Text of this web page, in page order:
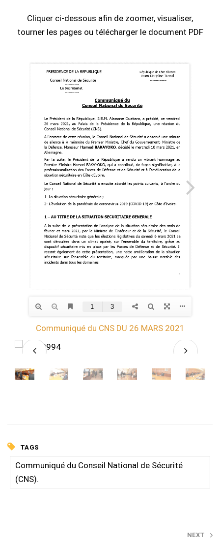
Cliquer ci-dessous afin de zoomer, visualiser,
tourner les pages ou télécharger le document PDF
Communiqué du CNS DU 26 MARS 2021
TAGS
Communiqué du Conseil National de Sécurité
(CNS).
NEXT